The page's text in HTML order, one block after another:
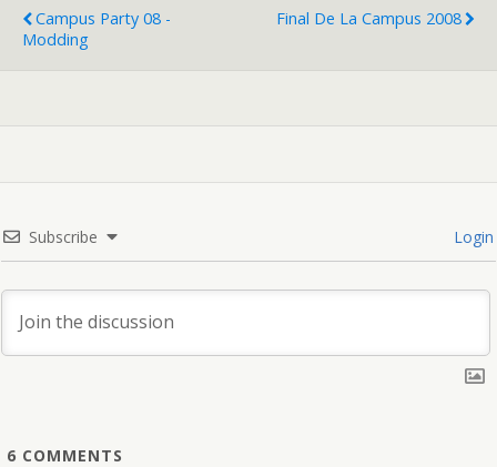
Campus Party 08 -
Modding
Final De La Campus 2008
Subscribe Login
6 COMMENTS